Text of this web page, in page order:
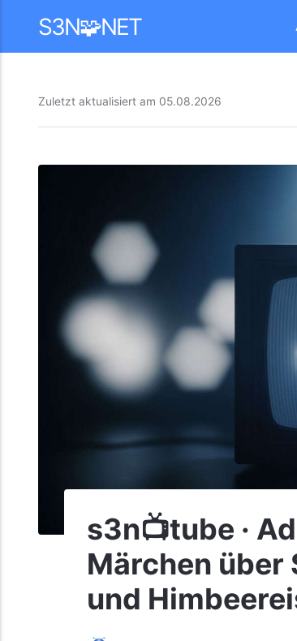
S3N🧩NET
Zuletzt aktualisiert am 05.08.2026
s3n📺tube ·
Märchen über
und